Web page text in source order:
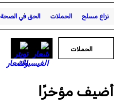
نزاع مسلح الحملات الحق في الصحة
الحملات
أضيف مؤخرًا